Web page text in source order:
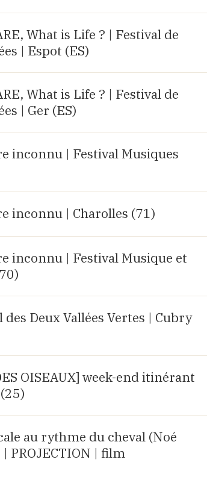
What is Life ? | Festival de
| Espot (ES)
What is Life ? | Festival de
| Ger (ES)
inconnu | Festival Musiques
inconnu | Charolles (71)
inconnu | Festival Musique et
des Deux Vallées Vertes | Cubry
OISEAUX] week-end itinérant
au rythme du cheval (Noé
PROJECTION | film